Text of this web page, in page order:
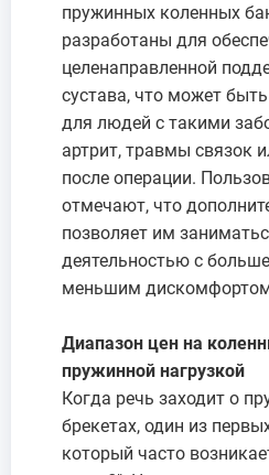
пружинных коленных
разработаны для
целенаправленной
сустава, что может
для людей с такими
артрит, травмы связок
после операции.
отмечают, что
позволяет им
деятельностью с
меньшим
Диапазон цен на
пружинной нагрузкой
Когда речь заходит о
брекетах, один из
который часто